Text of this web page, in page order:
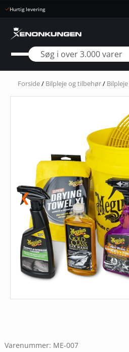
Hurtig levering
Forside/ Bilpleje og tilbehør/ Bilpleje
❮
Varenummer: ME-007